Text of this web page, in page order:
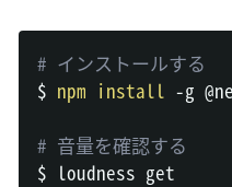
# インストールする
$ npm install -g
# 音量を確認する
$ loudness get